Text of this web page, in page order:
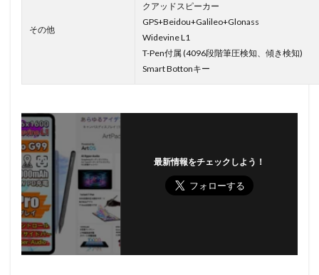
その他
クアッドスピーカー
GPS+Beidou+Galileo+Glonass
Widevine L1
T-Pen付属 (4096段階筆圧検知、傾き検知)
Smart Bottonキー
最新情報をチェックしよう！